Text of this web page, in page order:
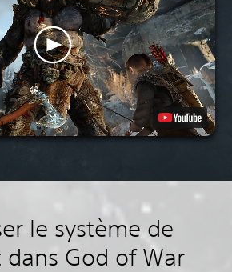
le système de
God of War